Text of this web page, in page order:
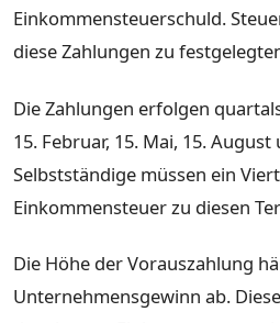
Einkommensteuerschuld.
diese Zahlungen zu
Die Zahlungen erfolgen
15. Februar, 15. Mai, 15.
Selbstständige müssen ein
Einkommensteuer zu diesen
Die Höhe der Vorauszahlung
Unternehmensgewinn ab.